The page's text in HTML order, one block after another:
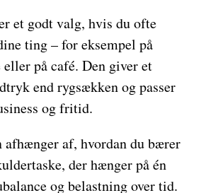
et godt valg, hvis du ofte
ting – for eksempel på
på café. Den giver et
end rygsækken og passer
og fritid.
afhænger af, hvordan du bærer
der hænger på én
og belastning over tid.